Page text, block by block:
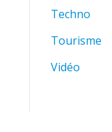
Techno
Tourisme
Vidéo